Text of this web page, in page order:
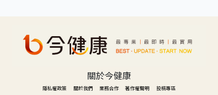
關於今健康
隱私權政策 關於我們 業務合作 著作權聲明 投稿專區